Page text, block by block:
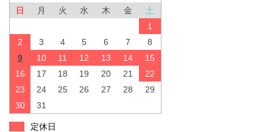
日
月 火 水 木 金
土
1
2
3 4 5 6 7
8
9
10 11 12 13 14
15
16
17 18 19 20 21
22
23
24 25 26 27 28
29
30
31
定休日